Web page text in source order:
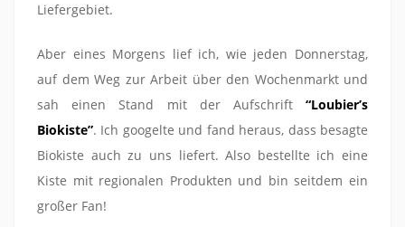
Liefergebiet.
Aber eines Morgens lief ich, wie jeden Donnerstag,
auf dem Weg zur Arbeit über den Wochenmarkt und
sah einen Stand mit der Aufschrift “Loubier’s
Biokiste”. Ich googelte und fand heraus, dass besagte
Biokiste auch zu uns liefert. Also bestellte ich eine
Kiste mit regionalen Produkten und bin seitdem ein
großer Fan!